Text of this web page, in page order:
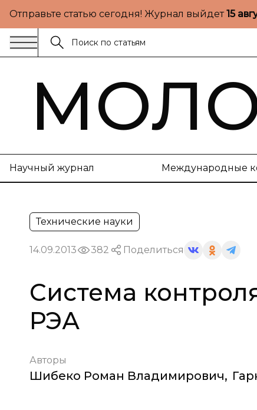
Отправьте статью сегодня! Журнал выйдет15
Научный журнал Международные
Технические науки
14.09.2013 382 Поделиться
Система
РЭА
Авторы
Шибеко Роман Владимирович,